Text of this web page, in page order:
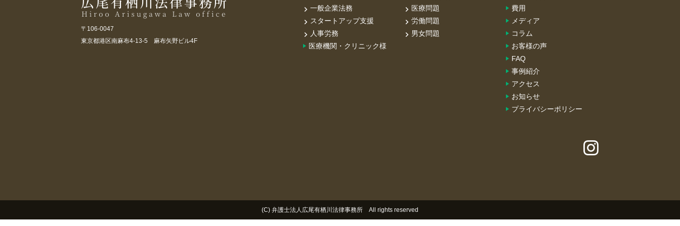
〒106-0047
東京都港区南麻布4-13-5 麻布矢野ビル4F
一般企業法務
スタートアップ支援
人事労務
医療機関・クリニック様
医療問題
労働問題
男女問題
費用
メディア
コラム
お客様の声
FAQ
事例紹介
アクセス
お知らせ
プライバシーポリシー
(C) 弁護士法人広尾有栖川法律事務所 All rights reserved